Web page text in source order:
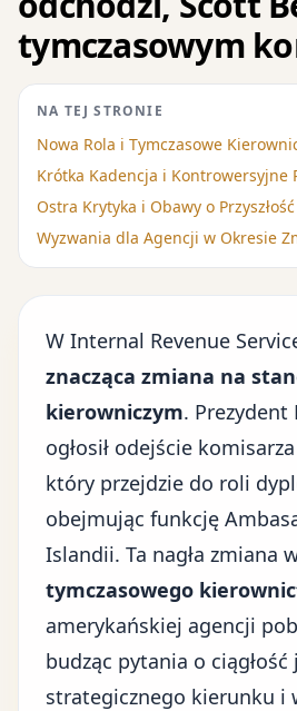
tymczasowym
NA TEJ STRONIE
Nowa Rola i Tymczasowe
Krótka Kadencja i Kontrowersyjne
Ostra Krytyka i Obawy o Przyszłość
Wyzwania dla Agencji w Okresie
W Internal Revenue
znacząca zmiana na
kierowniczym. Prezydent
ogłosił odejście
który przejdzie do roli
obejmując funkcję
Islandii. Ta nagła zmiana
tymczasowego
amerykańskiej agencji
budząc pytania o ciągłość
strategicznego kierunku i